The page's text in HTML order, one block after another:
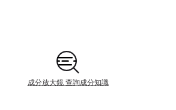
成分放大鏡 查詢成分知識